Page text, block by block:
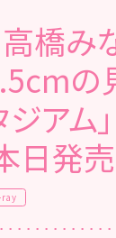
高橋み
の
アム
日発売
ray